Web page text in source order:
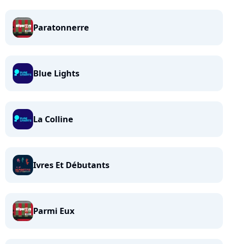
Paratonnerre
Blue Lights
La Colline
Ivres Et Débutants
Parmi Eux